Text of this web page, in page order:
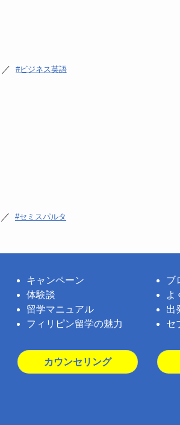
／ ビジネス英語
／ セミスパルタ
キャンペーン
体験談
留学マニュアル
フィリピン留学の魅力
カウンセリング
ブ
よ
出
セ